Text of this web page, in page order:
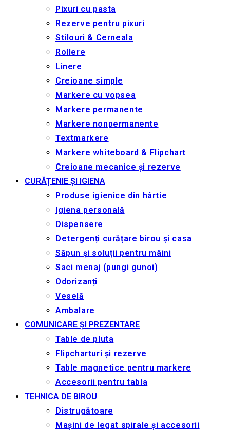
Pixuri cu pasta
Rezerve pentru pixuri
Stilouri & Сerneala
Rollere
Linere
Creioane simple
Markere cu vopsea
Markere permanente
Markere nonpermanente
Textmarkere
Markere whiteboard & Flipchart
Creioane mecanice și rezerve
CURĂȚENIE ȘI IGIENA
Produse igienice din hârtie
Igiena personală
Dispensere
Detergenți curățare birou și casa
Săpun și soluții pentru mâini
Saci menaj (pungi gunoi)
Odorizanți
Veselă
Ambalare
COMUNICARE ȘI PREZENTARE
Table de pluta
Flipcharturi și rezerve
Table magnetice pentru markere
Accesorii pentru tabla
TEHNICA DE BIROU
Distrugătoare
Mașini de legat spirale și accesorii